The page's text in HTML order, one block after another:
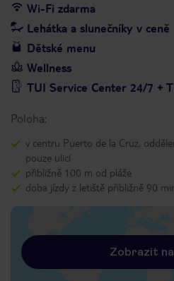
Wi-Fi zdarma
Lehátka a slunečníky v ceně
Dětské menu
Wellness
TUI Service Center 24/7 +
Poloha:
v centru Puerto de la Cruz,
pouze ulicí
přibližně 100 m od pláže
doba jízdy z letiště přibližně 90
Zobrazit